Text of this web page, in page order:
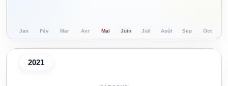
Jan Fév Mar Avr Mai Juin Juil Août Sep Oct
2021